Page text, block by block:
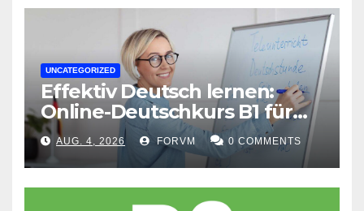
UNCATEGORIZED
Effektiv Deutsch lernen:
Online-Deutschkurs B1 für
flexible Lernerfolge
AUG. 4, 2026 FORVM 0 COMMENTS